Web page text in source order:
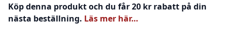
Köp denna produkt och du får 20 kr rabatt på din
nästa beställning. Läs mer här…